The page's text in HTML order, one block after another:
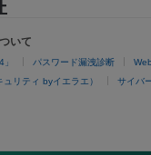
いて
パスワード漏洩診断
リティ byイエラエ） サイバ